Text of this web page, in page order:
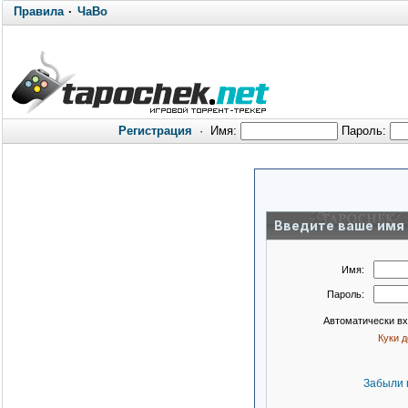
Правила· ЧаВо
Регистрация · Имя: Пароль:
Введите ваше имя
Имя:
Пароль:
Автоматически
Куки
Забыли